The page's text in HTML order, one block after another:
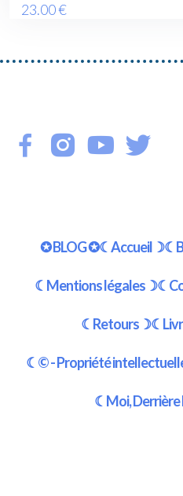
23.00€
✪ BLOG ✪☾Accueil☽
☾Mentions légales☽
☾Retours☽
☾© - Propriété
☾Moi,